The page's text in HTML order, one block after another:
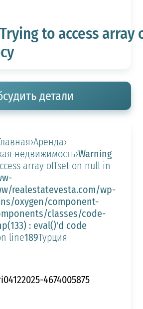
to access
детали
›Аренда›
недвижимость›Warning
array offset on null in
realestatevesta.com/wp-
oxygen/component-
classes/code-
: eval()'d code
line189Турция
4674005875